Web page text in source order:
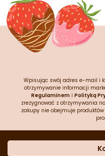
Wpisując swój adres e-mail i
otrzymywanie informacji
Regulaminem i Polityką
zrezygnować z otrzymywania
zakupy nie obejmuje